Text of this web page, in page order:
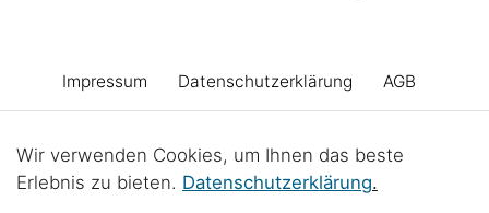
Impressum Daten­schutz­erklärung AGB
Barrierefreiheitserklärung Widerrufs­recht
Wir verwenden Cookies, um Ihnen das beste
Erlebnis zu bieten. Daten­schutz­erklärung.